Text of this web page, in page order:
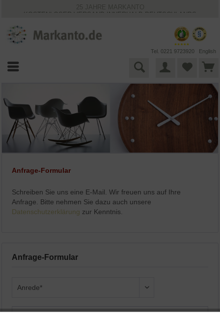
KOSTENLOSER VERSAND INNERHALB DEUTSCHLANDS
VIELFÄLTIGE ZAHLUNGSMÖGLICHKEITEN
BESTPRICE-GARANTIE
Tel. 0221 9723920 English
Anfrage-Formular
Schreiben Sie uns eine E-Mail. Wir freuen uns auf Ihre
Anfrage. Bitte nehmen Sie dazu auch unsere
Datenschutzerklärung zur Kenntnis.
Anfrage-Formular